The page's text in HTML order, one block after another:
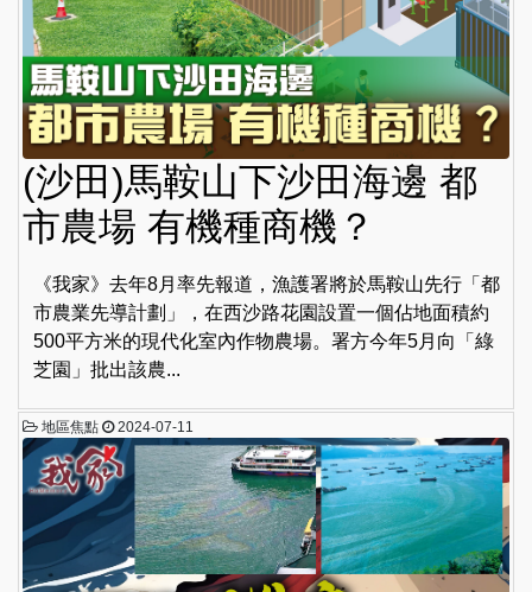
(沙田)馬鞍山下沙田海邊 都
市農場 有機種商機？
《我家》去年8月率先報道，漁護署將於馬鞍山先行「都
市農業先導計劃」，在西沙路花園設置一個佔地面積約
500平方米的現代化室內作物農場。署方今年5月向「綠
芝園」批出該農...
地區焦點 2024-07-11